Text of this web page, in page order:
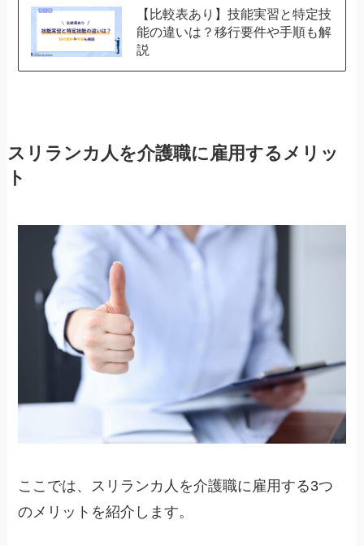
【比較表あり】技能実習と特定技
能の違いは？移行要件や手順も解
説
スリランカ人を介護職に雇用するメリッ
ト
ここでは、スリランカ人を介護職に雇用する3つ
のメリットを紹介します。